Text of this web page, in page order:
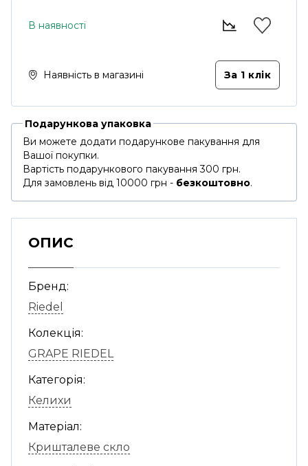
В наявності
Наявність в магазині За 1 клiк
Подарункова упаковка
Ви можете додати подарункове пакування для
Вашої покупки.
Вартість подарункового пакування 300 грн.
Для замовлень від 10000 грн - безкоштовно.
ОПИС
Бренд:
Riedel
Колекція:
GRAPE RIEDEL
Категорія:
Келихи
Матеріал:
Кришталеве скло